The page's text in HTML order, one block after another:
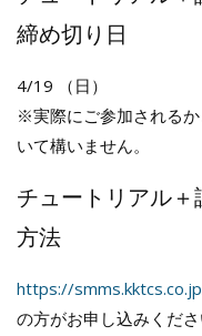
締め切り日
4/19 （日）
※実際にご参加される
いて構いません。
チュートリアル
方法
https://
の方がお申し込みくださ